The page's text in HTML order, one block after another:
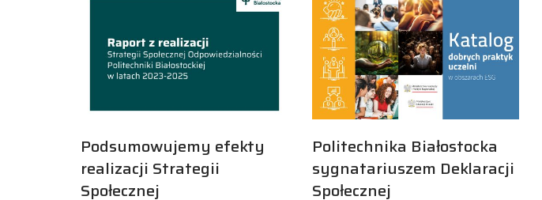
Podsumowujemy efekty
realizacji Strategii
Społecznej
Politechnika Białostocka
sygnatariuszem Deklaracji
Społecznej